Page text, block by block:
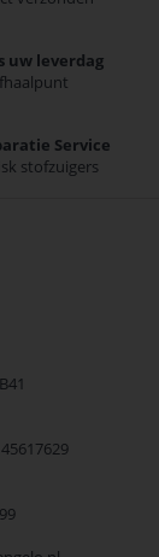
uw leverdag
Service
stofzuigers